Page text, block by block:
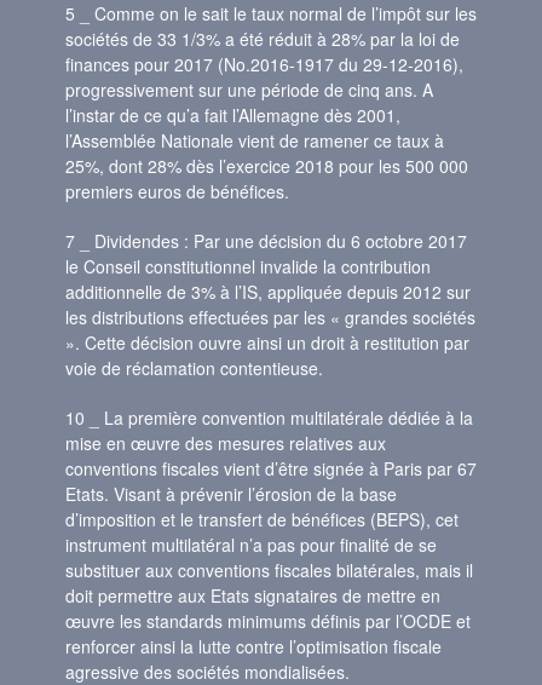
5 _ Comme on le sait le taux normal de l’impôt sur les
sociétés de 33 1/3% a été réduit à 28% par la loi de
finances pour 2017 (No.2016-1917 du 29-12-2016),
progressivement sur une période de cinq ans. A
l’instar de ce qu’a fait l’Allemagne dès 2001,
l’Assemblée Nationale vient de ramener ce taux à
25%, dont 28% dès l’exercice 2018 pour les 500 000
premiers euros de bénéfices.
7 _ Dividendes : Par une décision du 6 octobre 2017
le Conseil constitutionnel invalide la contribution
additionnelle de 3% à l’IS, appliquée depuis 2012 sur
les distributions effectuées par les « grandes sociétés
». Cette décision ouvre ainsi un droit à restitution par
voie de réclamation contentieuse.
10 _ La première convention multilatérale dédiée à la
mise en œuvre des mesures relatives aux
conventions fiscales vient d’être signée à Paris par 67
Etats. Visant à prévenir l’érosion de la base
d’imposition et le transfert de bénéfices (BEPS), cet
instrument multilatéral n’a pas pour finalité de se
substituer aux conventions fiscales bilatérales, mais il
doit permettre aux Etats signataires de mettre en
œuvre les standards minimums définis par l’OCDE et
renforcer ainsi la lutte contre l’optimisation fiscale
agressive des sociétés mondialisées.